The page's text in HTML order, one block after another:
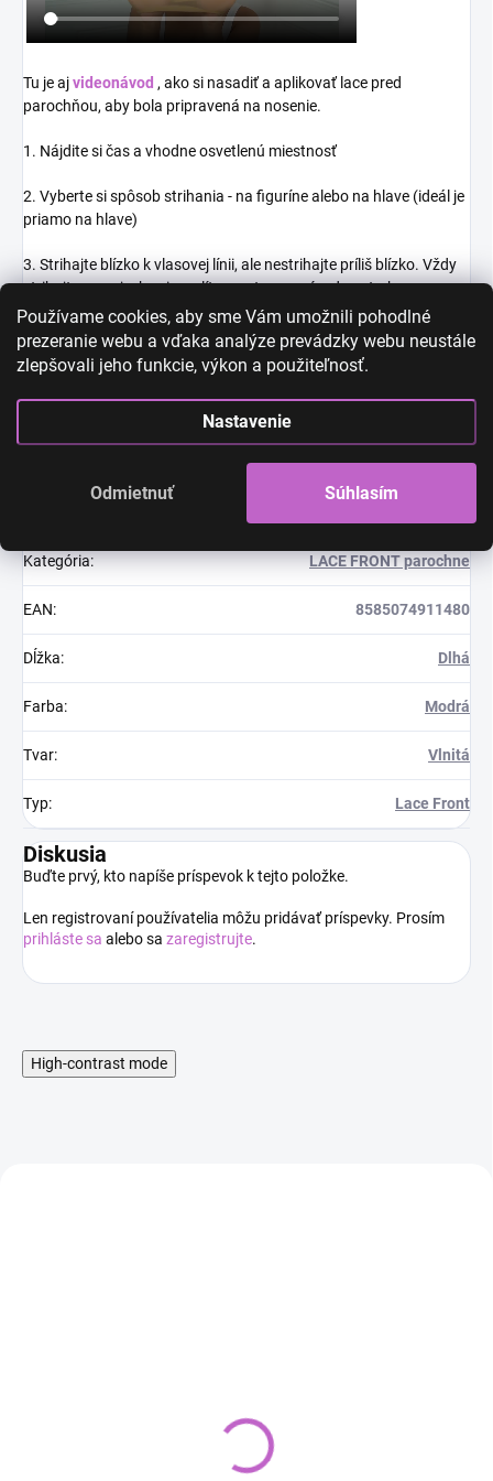
Používame cookies, aby sme Vám umožnili pohodlné
prezeranie webu a vďaka analýze prevádzky webu neustále
zlepšovali jeho funkcie, výkon a použiteľnosť.
Nastavenie
Odmietnuť Súhlasím
Tu je ajvideonávod , ako si nasadiť a aplikovať lace pred
parochňou, aby bola pripravená na nosenie.
1. Nájdite si čas a vhodne osvetlenú miestnosť
2. Vyberte si spôsob strihania - na figuríne alebo na hlave (ideál je
priamo na hlave)
3. Strihajte blízko k vlasovej línii, ale nestrihajte príliš blízko. Vždy
strihajte menej, ako si myslíte a potom v prípade potreby
dostrihnete viac
4. Nestrihajte rovno ale skôr malými cik cak či kľukatými pohybmi
5. Príjemné nosenie :-)
Dodatočné parametre
Kategória: LACE FRONT parochne
EAN: 8585074911480
Dĺžka: Dlhá
Farba: Modrá
Tvar: Vlnitá
Typ: Lace Front
Diskusia
Buďte prvý, kto napíše príspevok k tejto položke.
Len registrovaní používatelia môžu pridávať príspevky. Prosím
prihláste sa alebo sa zaregistrujte.
High-contrast mode